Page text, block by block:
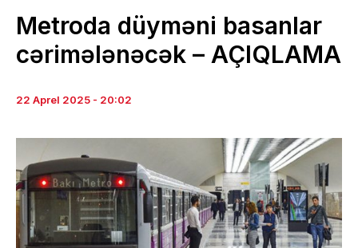
Metroda düyməni basanlar
cərimələnəcək – AÇIQLAMA
22 Aprel 2025 - 20:02